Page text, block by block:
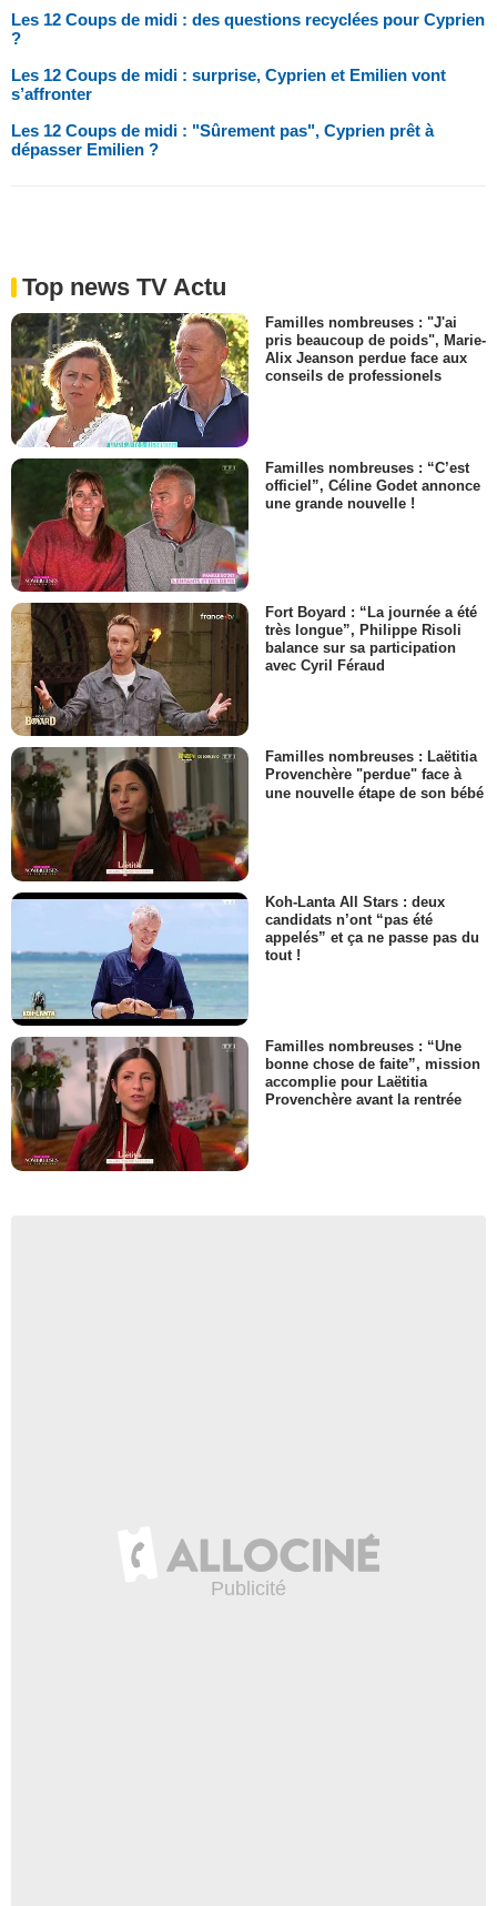
Les 12 Coups de midi : des questions recyclées pour Cyprien
?
Les 12 Coups de midi : surprise, Cyprien et Emilien vont
s’affronter
Les 12 Coups de midi : "Sûrement pas", Cyprien prêt à
dépasser Emilien ?
Top news TV Actu
Familles nombreuses : "J'ai
pris beaucoup de poids", Marie-
Alix Jeanson perdue face aux
conseils de professionels
Familles nombreuses : “C’est
officiel”, Céline Godet annonce
une grande nouvelle !
Fort Boyard : “La journée a été
très longue”, Philippe Risoli
balance sur sa participation
avec Cyril Féraud
Familles nombreuses : Laëtitia
Provenchère "perdue" face à
une nouvelle étape de son bébé
Koh-Lanta All Stars : deux
candidats n’ont “pas été
appelés” et ça ne passe pas du
tout !
Familles nombreuses : “Une
bonne chose de faite”, mission
accomplie pour Laëtitia
Provenchère avant la rentrée